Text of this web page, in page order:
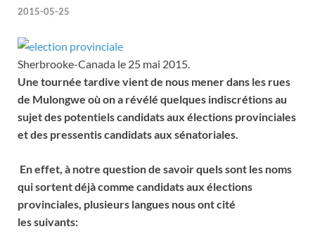
2015-05-25
Sherbrooke-Canada le 25 mai 2015.
Une tournée tardive vient de nous mener dans les rues
de Mulongwe où on a révélé quelques indiscrétions au
sujet des potentiels candidats aux élections provinciales
et des pressentis candidats aux sénatoriales.
En effet, à notre question de savoir quels sont les noms
qui sortent déjà comme candidats aux élections
provinciales, plusieurs langues nous ont cité
les suivants: